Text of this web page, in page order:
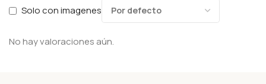
Solo con imagenes
No hay valoraciones aún.